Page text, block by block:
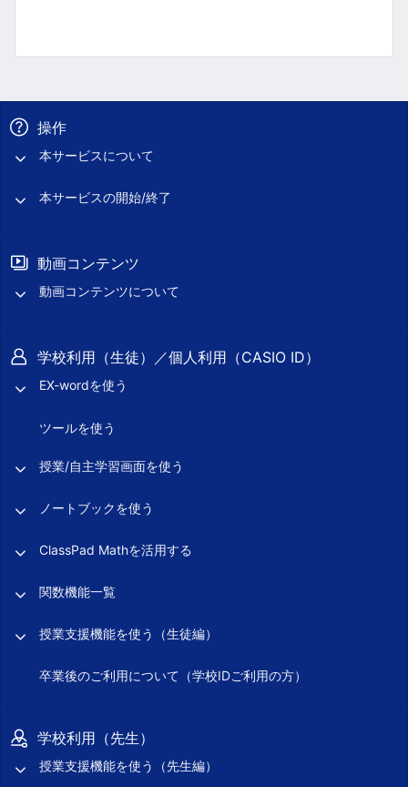
操作
本サービスについて
本サービスの開始/終了
動画コンテンツ
動画コンテンツについて
学校利用（生徒）／個人利用（CASIO ID）
EX-wordを使う
ツールを使う
授業/自主学習画面を使う
ノートブックを使う
ClassPad Mathを活用する
関数機能一覧
授業支援機能を使う（生徒編）
卒業後のご利用について（学校IDご利用の方）
学校利用（先生）
授業支援機能を使う（先生編）